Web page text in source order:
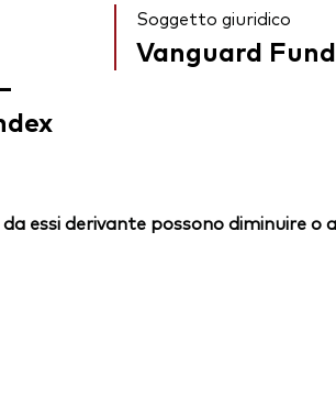
Soggetto giuridico
Vanguard
essi derivante possono diminuire